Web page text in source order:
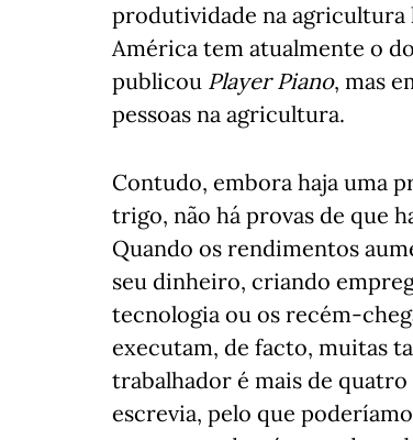
produtividade na agricultura
América tem atualmente o
publicou Player Piano, mas
pessoas na agricultura.
Contudo, embora haja uma
trigo, não há provas de que
Quando os rendimentos
seu dinheiro, criando
tecnologia ou os recém-
executam, de facto, muitas
trabalhador é mais de
escrevia, pelo que